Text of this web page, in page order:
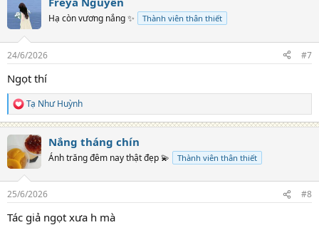
t
s
Hạ còn vương nắng ✨ Thành viên thân thiết
24/6/2026 #7
Ngọt thí
R
e
a
t
i
s
Tạ Như Huỳnh
Nắng tháng chín
Ánh trăng đêm nay thật đẹp 💫 Thành viên thân thiết
25/6/2026 #8
Tác giả ngọt xưa h mà